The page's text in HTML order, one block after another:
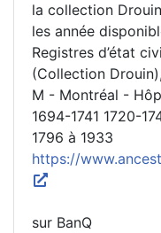
la collection
les année
Registres d’état
(Collection
M - Montréal -
1694-1741 1720-
1796 à 1933
https://
sur BanQ